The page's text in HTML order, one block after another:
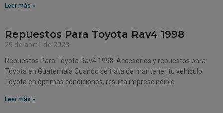
Leer más »
Repuestos Para Toyota Rav4 1998
29 de abril de 2023
Repuestos Para Toyota Rav4 1998: Accesorios y repuestos para
Toyota en Guatemala Cuando se trata de mantener tu vehículo
Toyota en óptimas condiciones, resulta imprescindible
Leer más »